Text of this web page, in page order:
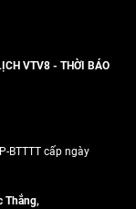
VTV8 - THỜI BÁO
BTTTT cấp ngày
Thắng,